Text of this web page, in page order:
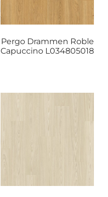
Pergo Drammen Roble
Capuccino L034805018